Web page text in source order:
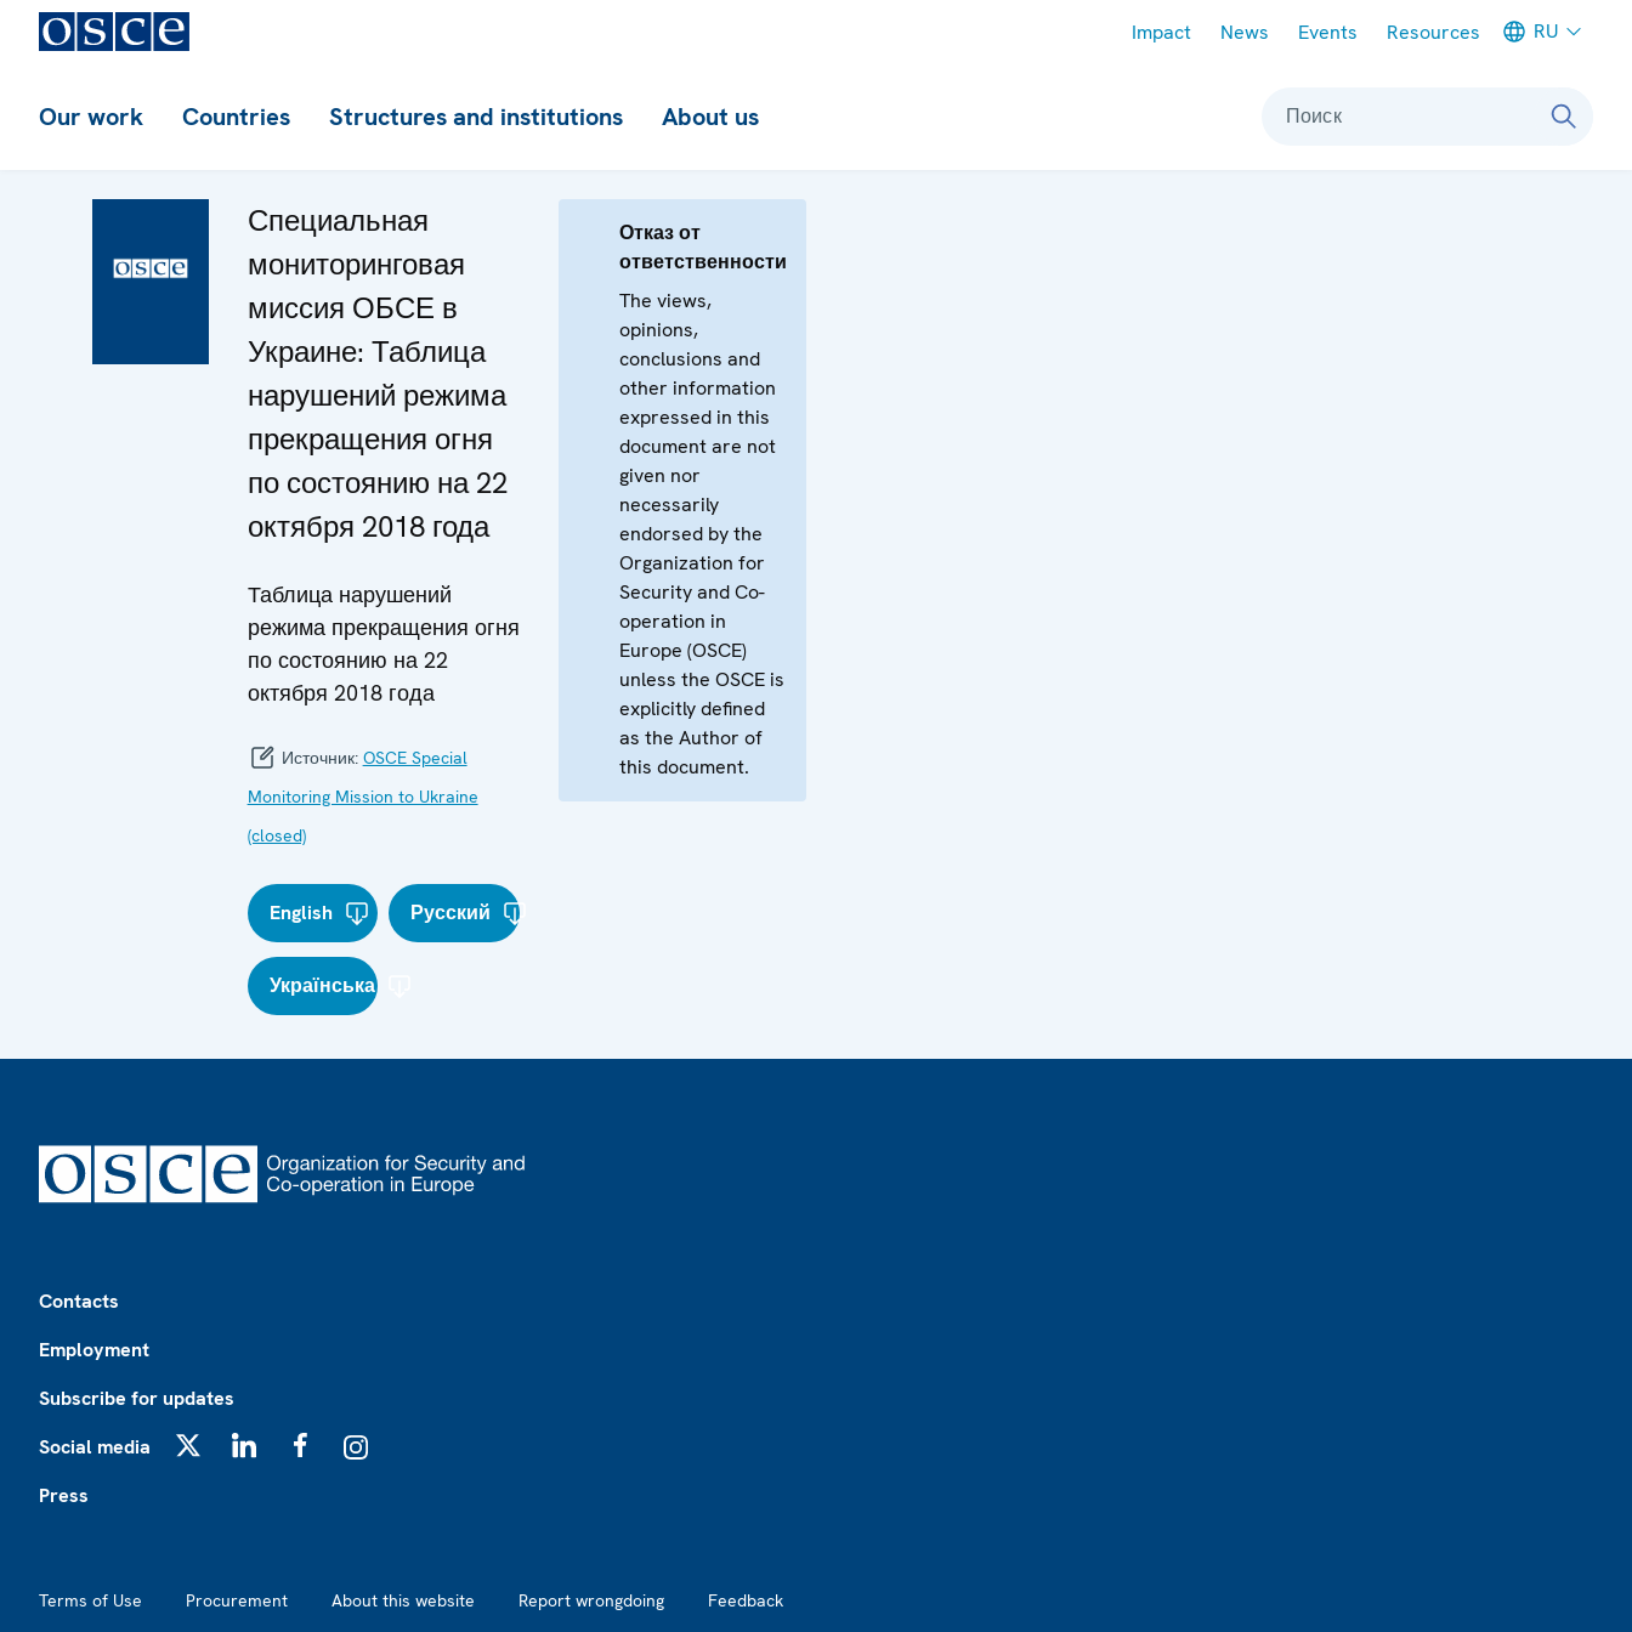
Impact News Events Resources RU
Our work Countries Structures and institutions About us Поиск
Специальная
мониторинговая
миссия ОБСЕ в
Украине: Таблица
нарушений режима
прекращения огня
по состоянию на 22
октября 2018 года
Таблица нарушений
режима прекращения огня
по состоянию на 22
октября 2018 года
Источник: OSCE Special
Monitoring Mission to Ukraine
(closed)
English Русский
Українська
Отказ от
ответственности
The views,
opinions,
conclusions and
other information
expressed in this
document are not
given nor
necessarily
endorsed by the
Organization for
Security and Co-
operation in
Europe (OSCE)
unless the OSCE is
explicitly defined
as the Author of
this document.
Contacts
Employment
Subscribe for updates
Social media
Press
Terms of Use Procurement About this website Report wrongdoing Feedback